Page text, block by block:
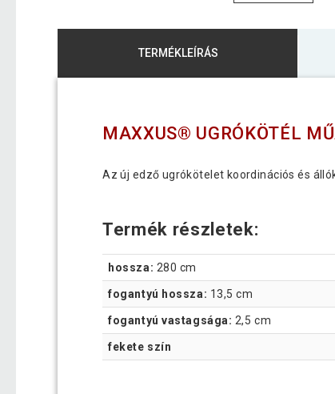
TERMÉKLEÍRÁS
MAXXUS® UGRÓKÖTÉL
Az új edző ugrókötelet koordinációs és
Termék részletek:
hossza: 280 cm
fogantyú hossza: 13,5 cm
fogantyú vastagsága: 2,5 cm
fekete szín